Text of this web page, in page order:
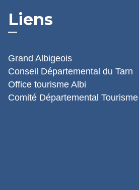
Liens
Grand Albigeois
Conseil Départemental du Tarn
Office tourisme Albi
Comité Départemental Tourisme